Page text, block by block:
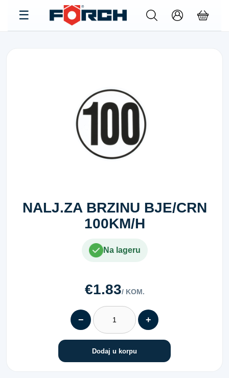
NALJ.ZA BRZINU BJE/CRN
100KM/H
Na lageru
€1.83/ KOM.
− +
Dodaj u korpu